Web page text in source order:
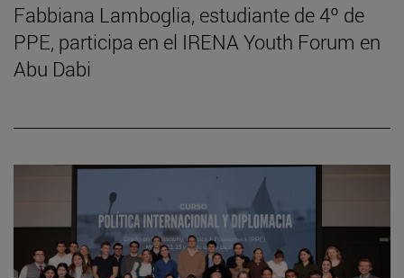
Fabbiana Lamboglia, estudiante de 4º de
PPE, participa en el IRENA Youth Forum en
Abu Dabi